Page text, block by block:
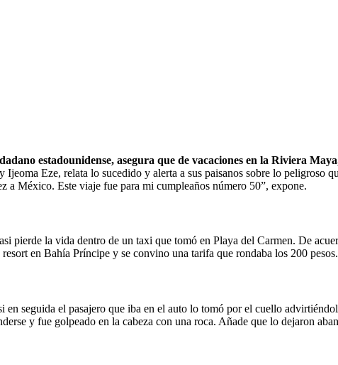
estadounidense, asegura que de vacaciones en la Riviera
Ijeoma Eze, relata lo sucedido y alerta a sus paisanos sobre lo
a México. Este viaje fue para mi cumpleaños número 50”, expone.
pierde la vida dentro de un taxi que tomó en Playa del Carmen. De
en Bahía Príncipe y se convino una tarifa que rondaba los 200 pesos.
en seguida el pasajero que iba en el auto lo tomó por el cuello
y fue golpeado en la cabeza con una roca. Añade que lo dejaron